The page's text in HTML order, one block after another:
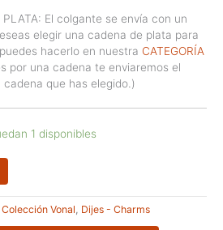
PLATA: El colgante se envía con un
elegir una cadena de plata para
hacerlo en nuestra CATEGORÍA
por una cadena te enviaremos el
que has elegido.)
1 disponibles
Colección Vonal Dijes - Charms